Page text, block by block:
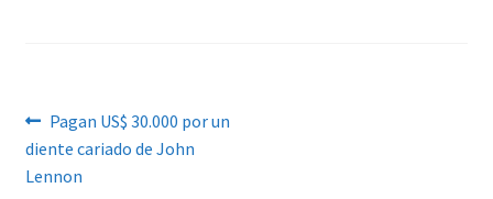
Navegación
de
Anterior:
Pagan US$ 30.000 por un
diente cariado de John
Lennon